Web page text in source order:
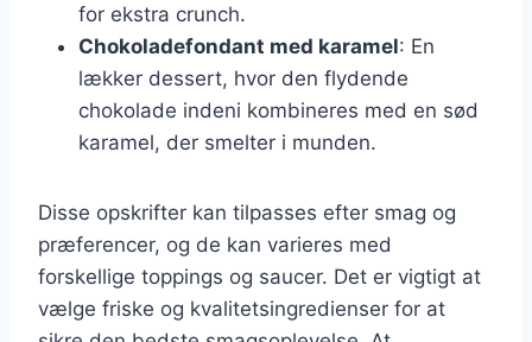
for ekstra crunch.
Chokoladefondant med karamel: En
lækker dessert, hvor den flydende
chokolade indeni kombineres med en sød
karamel, der smelter i munden.
Disse opskrifter kan tilpasses efter smag og
præferencer, og de kan varieres med
forskellige toppings og saucer. Det er vigtigt at
vælge friske og kvalitetsingredienser for at